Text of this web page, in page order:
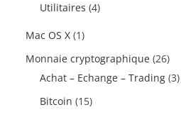
Utilitaires (4)
Mac OS X (1)
Monnaie cryptographique (26)
Achat – Echange – Trading (3)
Bitcoin (15)